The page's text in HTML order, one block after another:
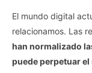
El mundo digital
relacionamos. Las
han normalizado
puede perpetuar